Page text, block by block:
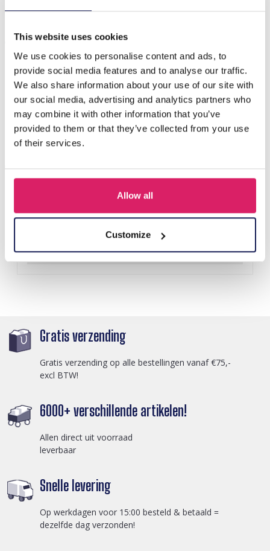
This website uses cookies
We use cookies to personalise content and ads, to
provide social media features and to analyse our traffic.
We also share information about your use of our site with
our social media, advertising and analytics partners who
may combine it with other information that you’ve
provided to them or that they’ve collected from your use
of their services.
Allow all
Customize
Anderen kochten ook
A-F23.2 B2574-015G Stainless Steel Bangle 8mm
Details
Gratis verzending
Gratis verzending op alle bestellingen vanaf €75,-
excl BTW!
6000+ verschillende artikelen!
Allen direct uit voorraad
leverbaar
Snelle levering
Op werkdagen voor 15:00 besteld & betaald =
dezelfde dag verzonden!